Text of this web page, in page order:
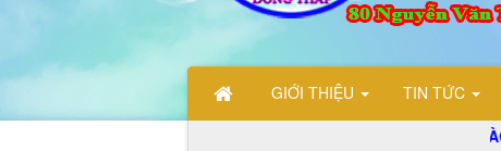
GIỚI THIỆU TIN TỨC
CHÀO MỪNG CÁC